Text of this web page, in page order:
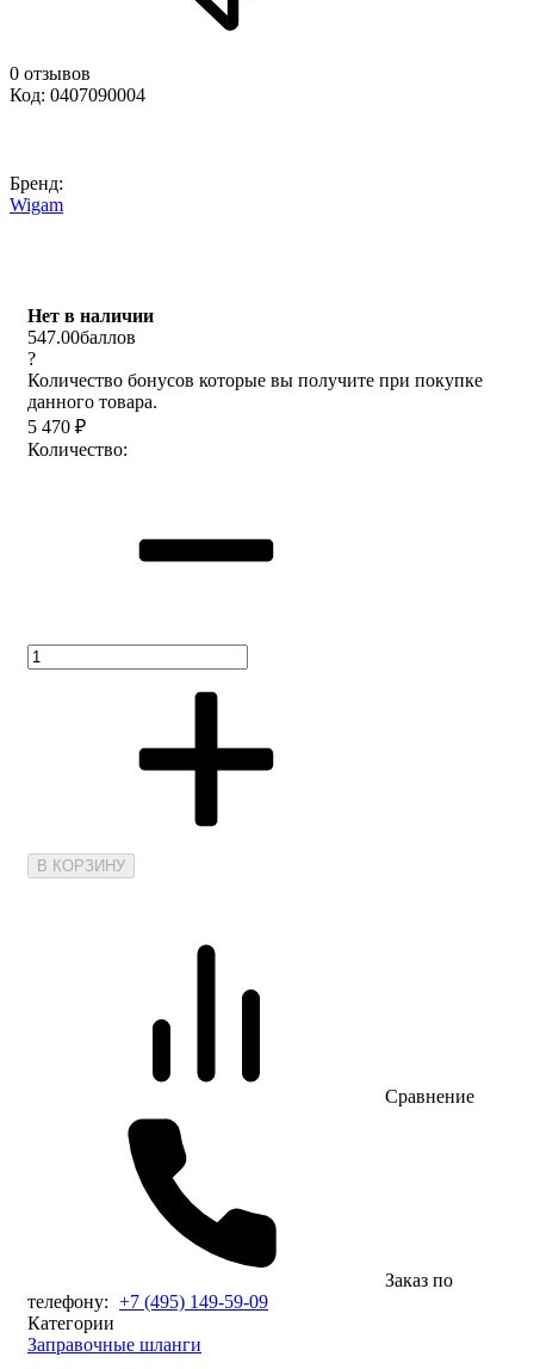
0 отзывов
Код: 0407090004
Бренд:
Wigam
Нет в наличии
547.00баллов
?
Количество бонусов которые вы получите при покупке
данного товара.
5 470 ₽
Количество:
В КОРЗИНУ
Сравнение
Заказ по
телефону: +7 (495) 149-59-09
Категории
Заправочные шланги